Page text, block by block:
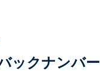
ックナンバー